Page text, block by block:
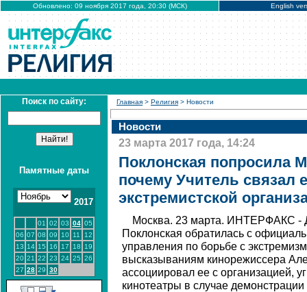
Обновлено: 09 ноября 2017 года, 20:30 (МСК) English
Поиск по сайту:
Памятные даты
2017
01 02 03 04 05
06 07 08 09 10 11
12
13 14 15 16 17 18
19
20 21 22 23 24 25 26
27 28 29 30
Главная > Религия > Новости
Новости
23 марта 2017 года, 14:24
Поклонская попросила
почему Учитель связал
экстремистской
Москва. 23 марта. ИНТЕРФАКС -
Поклонская обратилась с
управления по борьбе с
высказываниям кинорежиссера
ассоциировал ее с организацией,
кинотеатры в случае